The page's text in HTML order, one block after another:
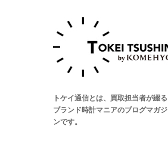
トケイ通信とは、買取担当者が綴る
ブランド時計マニアのブログマガジ
ンです。